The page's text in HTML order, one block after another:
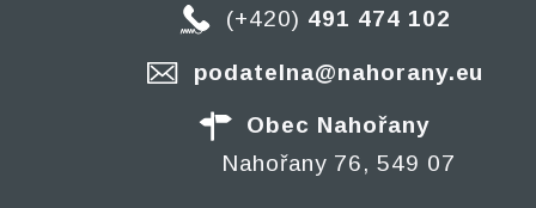
(+420) 491 474 102
podatelna@nahorany.eu
Obec Nahořany
Nahořany 76, 549 07